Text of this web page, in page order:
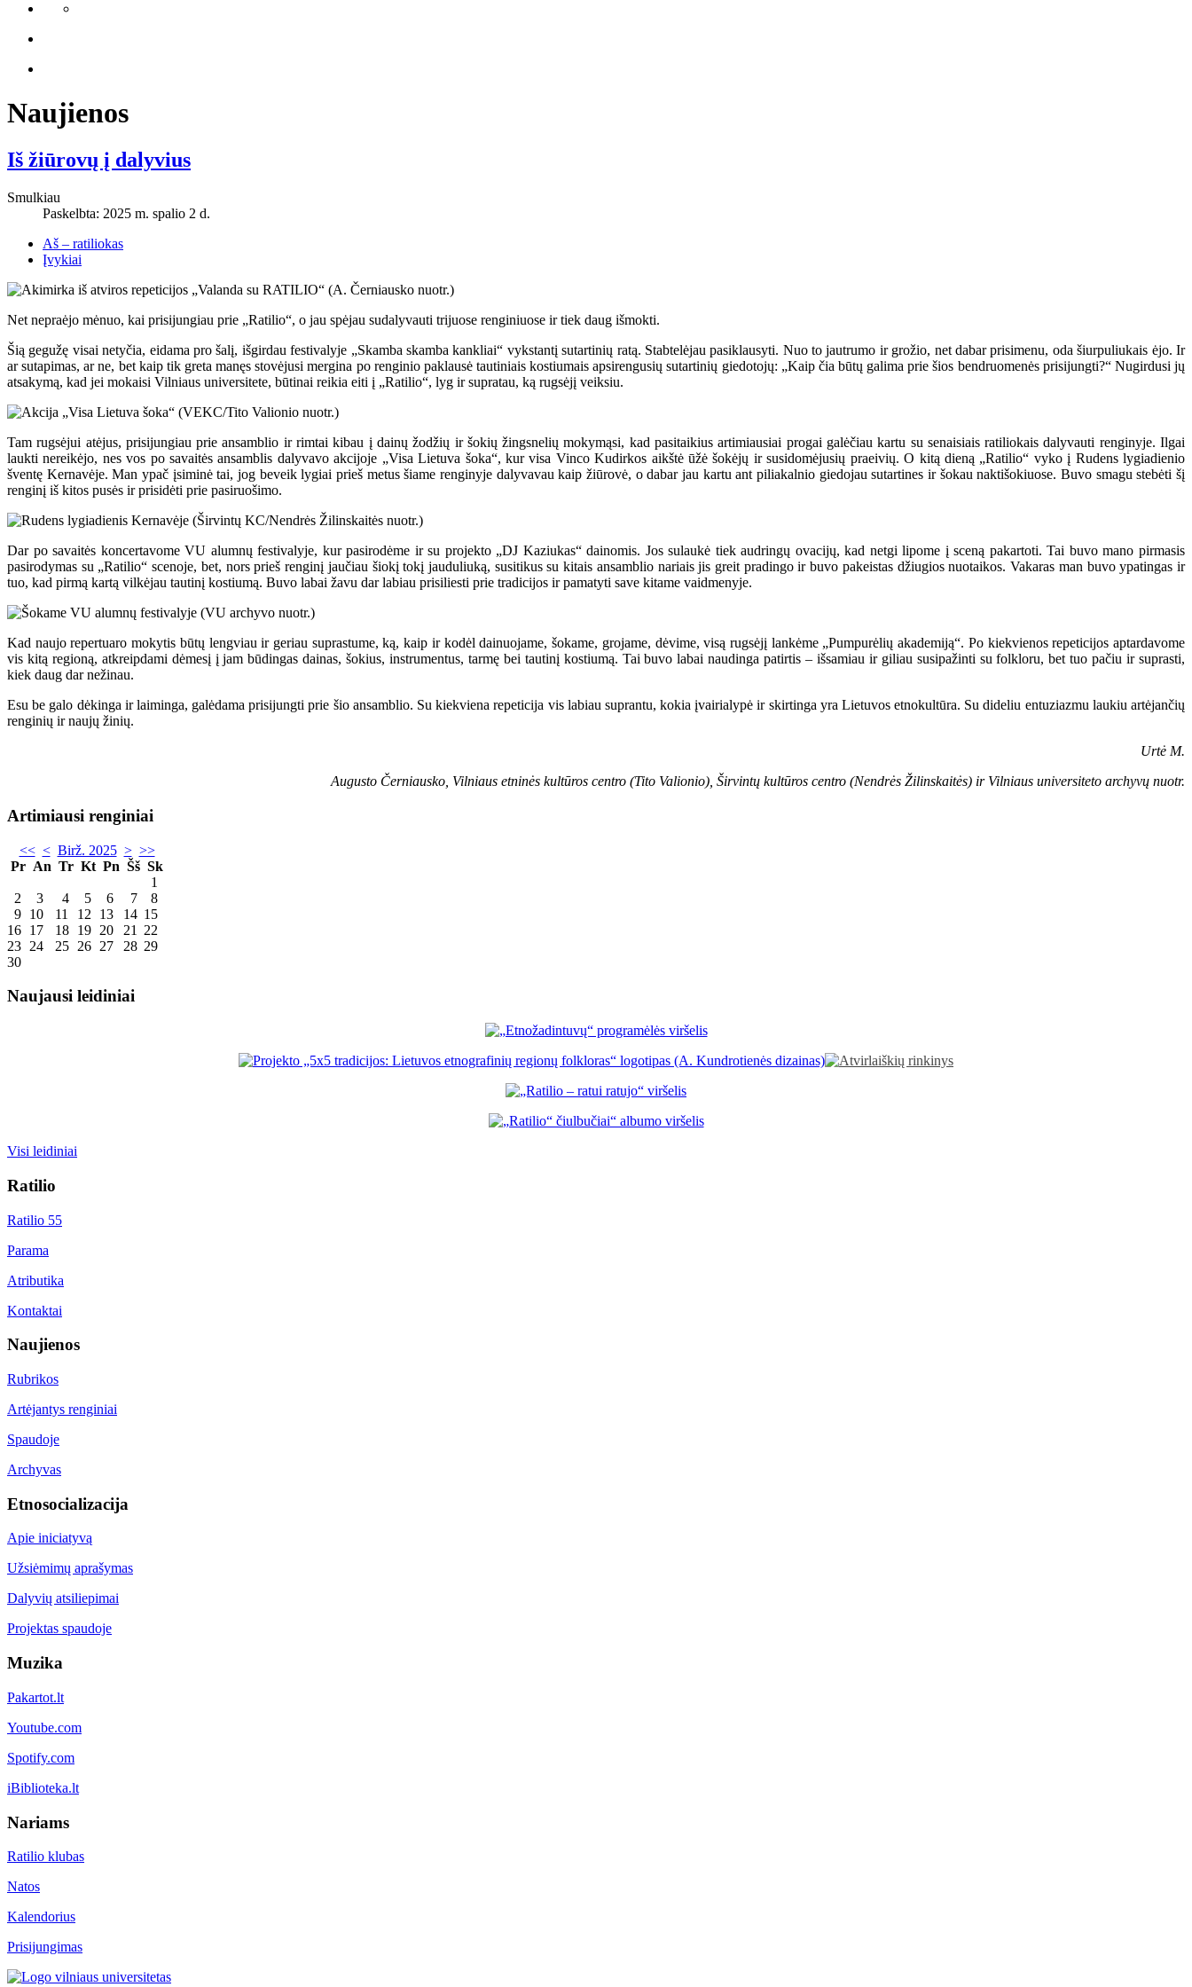
Naujienos
Iš žiūrovų į dalyvius
Smulkiau
Paskelbta: 2025 m. spalio 2 d.
Aš – ratiliokas
Įvykiai
Net nepraėjo mėnuo, kai prisijungiau prie „Ratilio“, o jau spėjau sudalyvauti trijuose renginiuose ir tiek daug išmokti.
Šią gegužę visai netyčia, eidama pro šalį, išgirdau festivalyje „Skamba skamba kankliai“ vykstantį sutartinių ratą. Stabtelėjau pasiklausyti. Nuo to jautrumo ir grožio, net dabar prisimenu, oda šiurpuliukais ėjo. Ir
ar sutapimas, ar ne, bet kaip tik greta manęs stovėjusi mergina po renginio paklausė tautiniais kostiumais apsirengusių sutartinių giedotojų: „Kaip čia būtų galima prie šios bendruomenės prisijungti?“ Nugirdusi jų
atsakymą, kad jei mokaisi Vilniaus universitete, būtinai reikia eiti į „Ratilio“, lyg ir supratau, ką rugsėjį veiksiu.
Tam rugsėjui atėjus, prisijungiau prie ansamblio ir rimtai kibau į dainų žodžių ir šokių žingsnelių mokymąsi, kad pasitaikius artimiausiai progai galėčiau kartu su senaisiais ratiliokais dalyvauti renginyje. Ilgai
laukti nereikėjo, nes vos po savaitės ansamblis dalyvavo akcijoje „Visa Lietuva šoka“, kur visa Vinco Kudirkos aikštė ūžė šokėjų ir susidomėjusių praeivių. O kitą dieną „Ratilio“ vyko į Rudens lygiadienio
šventę Kernavėje. Man ypač įsiminė tai, jog beveik lygiai prieš metus šiame renginyje dalyvavau kaip žiūrovė, o dabar jau kartu ant piliakalnio giedojau sutartines ir šokau naktišokiuose. Buvo smagu stebėti šį
renginį iš kitos pusės ir prisidėti prie pasiruošimo.
Dar po savaitės koncertavome VU alumnų festivalyje, kur pasirodėme ir su projekto „DJ Kaziukas“ dainomis. Jos sulaukė tiek audringų ovacijų, kad netgi lipome į sceną pakartoti. Tai buvo mano pirmasis
pasirodymas su „Ratilio“ scenoje, bet, nors prieš renginį jaučiau šiokį tokį jauduliuką, susitikus su kitais ansamblio nariais jis greit pradingo ir buvo pakeistas džiugios nuotaikos. Vakaras man buvo ypatingas ir
tuo, kad pirmą kartą vilkėjau tautinį kostiumą. Buvo labai žavu dar labiau prisiliesti prie tradicijos ir pamatyti save kitame vaidmenyje.
Kad naujo repertuaro mokytis būtų lengviau ir geriau suprastume, ką, kaip ir kodėl dainuojame, šokame, grojame, dėvime, visą rugsėjį lankėme „Pumpurėlių akademiją“. Po kiekvienos repeticijos aptardavome
vis kitą regioną, atkreipdami dėmesį į jam būdingas dainas, šokius, instrumentus, tarmę bei tautinį kostiumą. Tai buvo labai naudinga patirtis – išsamiau ir giliau susipažinti su folkloru, bet tuo pačiu ir suprasti,
kiek daug dar nežinau.
Esu be galo dėkinga ir laiminga, galėdama prisijungti prie šio ansamblio. Su kiekviena repeticija vis labiau suprantu, kokia įvairialypė ir skirtinga yra Lietuvos etnokultūra. Su dideliu entuziazmu laukiu artėjančių
renginių ir naujų žinių.
Urtė M.
Augusto Černiausko, Vilniaus etninės kultūros centro (Tito Valionio), Širvintų kultūros centro (Nendrės Žilinskaitės) ir Vilniaus universiteto archyvų nuotr.
Artimiausi renginiai
<< < Birž. 2025 > >>
Pr An Tr Kt Pn Šš Sk
1
2
3 4 5 6 7
8
9 10 11 12 13 14 15
16 17 18 19 20 21
22
23 24 25 26 27 28 29
30
Naujausi leidiniai
Visi leidiniai
Ratilio
Ratilio 55
Parama
Atributika
Kontaktai
Naujienos
Rubrikos
Artėjantys renginiai
Spaudoje
Archyvas
Etnosocializacija
Apie iniciatyvą
Užsiėmimų aprašymas
Dalyvių atsiliepimai
Projektas spaudoje
Muzika
Pakartot.lt
Youtube.com
Spotify.com
iBiblioteka.lt
Nariams
Ratilio klubas
Natos
Kalendorius
Prisijungimas